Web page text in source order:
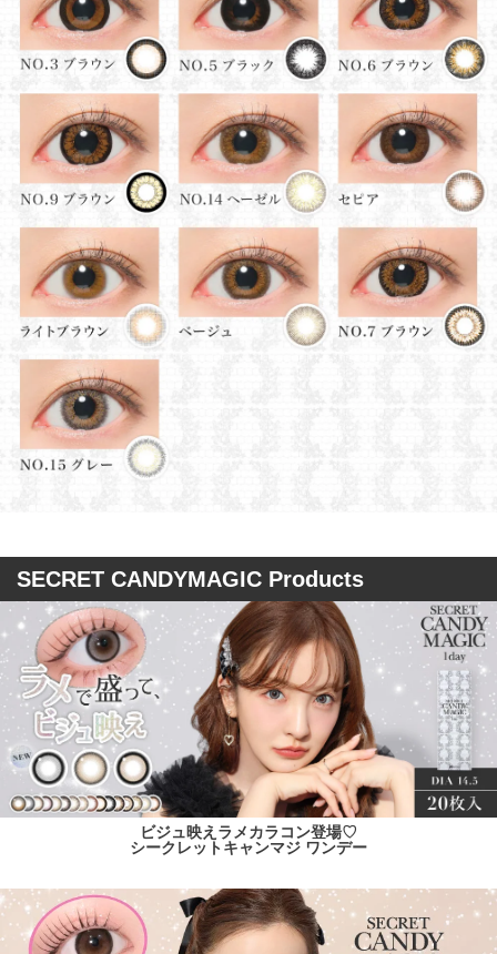
SECRET CANDYMAGIC Products
ビジュ映えラメカラコン登場♡
シークレットキャンマジ ワンデー